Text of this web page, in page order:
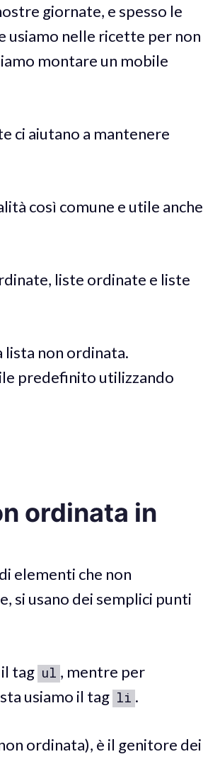
giornate, e spesso le
usiamo nelle ricette per non
montare un mobile
ci aiutano a mantenere
così comune e utile anche
liste ordinate e liste
lista non ordinata.
predefinito utilizzando
ordinata in
elementi che non
si usano dei semplici punti
tag ul , mentre per
usiamo il tag li .
ordinata), è il genitore dei